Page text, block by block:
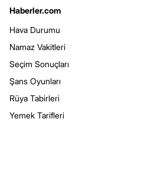
Haberler.com
Hava Durumu
Namaz Vakitleri
Seçim Sonuçları
Şans Oyunları
Rüya Tabirleri
Yemek Tarifleri